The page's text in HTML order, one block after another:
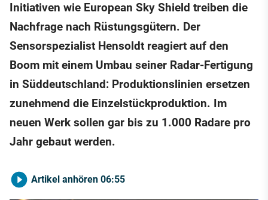
Initiativen wie European Sky Shield treiben die
Nachfrage nach Rüstungsgütern. Der
Sensorspezialist Hensoldt reagiert auf den
Boom mit einem Umbau seiner Radar-Fertigung
in Süddeutschland: Produktionslinien ersetzen
zunehmend die Einzelstückproduktion. Im
neuen Werk sollen gar bis zu 1.000 Radare pro
Jahr gebaut werden.
Artikel anhören 06:55